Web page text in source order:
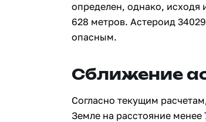
определен, однако, исходя
628 метров. Астероид
опасным.
Сближение
Согласно текущим
Земле на расстояние